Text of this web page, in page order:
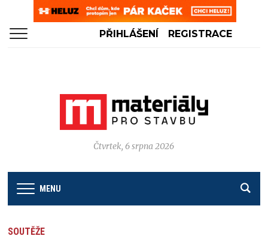
PŘIHLÁŠENÍ REGISTRACE
Čtvrtek, 6 srpna 2026
MENU
SOUTĚŽE